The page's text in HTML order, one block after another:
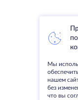
Мы
нашем
без
что вы